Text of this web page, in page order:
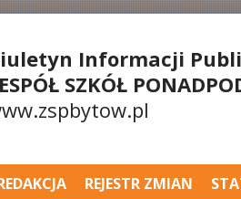
Informacji
SZKÓŁ
REJESTR ZMIAN